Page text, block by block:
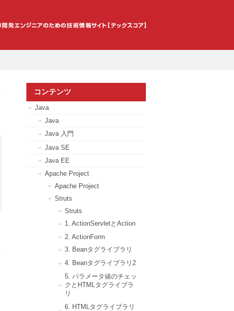
コンテンツ
Java
Java
Java 入門
Java SE
Java EE
Apache Project
Apache Project
Struts
Struts
1. ActionServletとAction
2. ActionForm
3. Beanタグライブラリ
4. Beanタグライブラリ2
5. パラメータ値のチェッ
クとHTMLタグライブラ
リ
6. HTMLタグライブラリ